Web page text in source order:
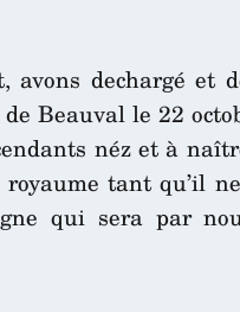
dechargé et
Beauval le 22
néz et à
tant qu’il
qui sera par